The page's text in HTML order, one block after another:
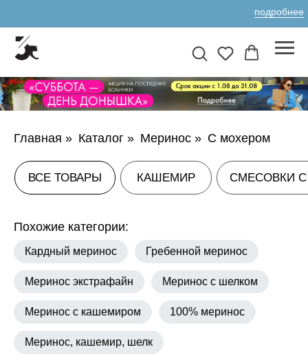
подробнее
Главная » Каталог » Меринос » С мохером
Похожие категории:
Кардный меринос Гребенной меринос
Меринос экстрафайн Меринос с шелком
Меринос с кашемиром 100% меринос
Меринос, кашемир, шелк